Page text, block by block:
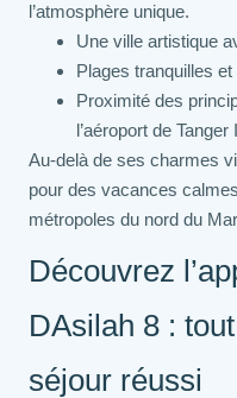
l’atmosphère unique.
Une ville artistique
Plages tranquilles
Proximité des
l’aéroport de
Au-delà de ses charmes
pour des vacances
métropoles du nord du
Découvrez
DAsilah 8 :
séjour réussi